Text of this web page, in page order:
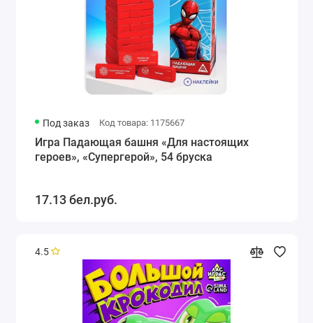
Под заказ Код товара: 1175667
Игра Падающая башня «Для настоящих
героев», «Супергерой», 54 бруска
17.13 бел.руб.
4.5